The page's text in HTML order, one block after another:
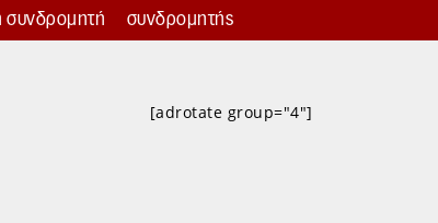
συνδρομητή συνδρομητής
[adrotate group="4"]